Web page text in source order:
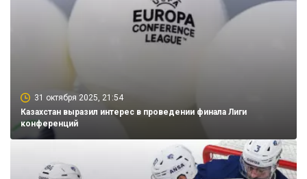
31 октября 2025, 21:54
Казахстан выразил интерес в проведении финала Лиги
конференций